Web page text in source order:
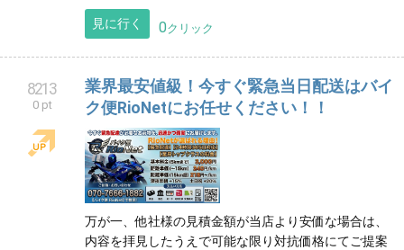
見に行く 0クリック
8213
0 pt
業界最安値級！今すぐ緊急当日配送はバイ
ク便RioNetにお任せください！！
万が一、他社様の見積金額が当店より安価な場合は、
内容を拝見したうえで可能な限り対抗価格にてご提案